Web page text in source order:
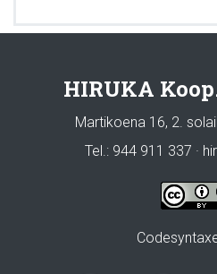
HIRUKA
Martikoena 16, 2.
Tel.: 944 911 337 ·